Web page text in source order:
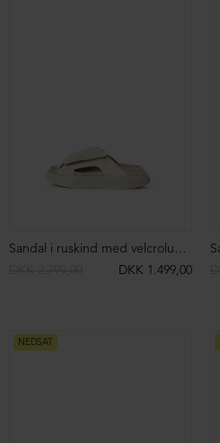
Sandal i ruskind med velcrolukning
DKK 1.499,00
NEDSAT